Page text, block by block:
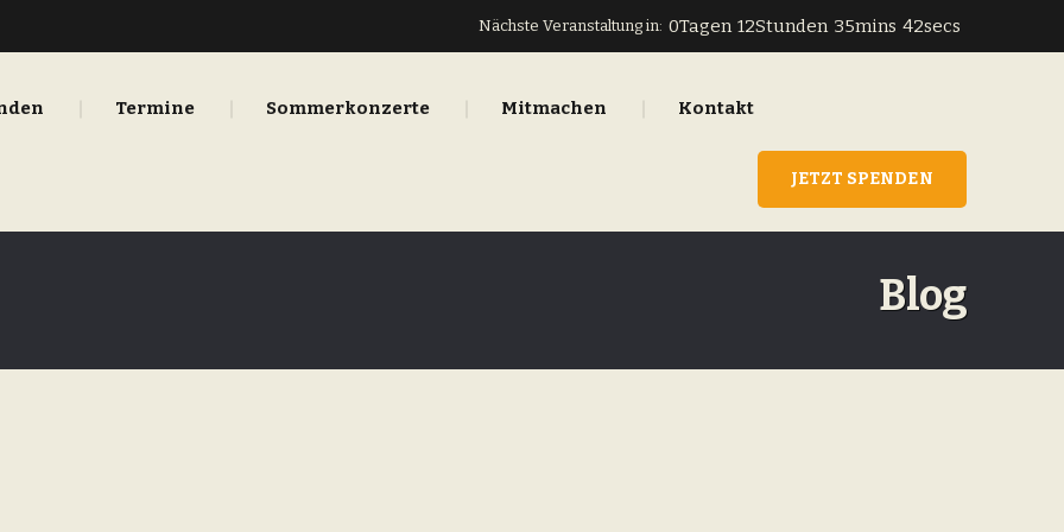
Nächste Veranstaltung in: 0Tagen 12Stunden 35mins 42secs
Termine Sommerkonzerte Mitmachen Kontakt
JETZT SPENDEN
Blog